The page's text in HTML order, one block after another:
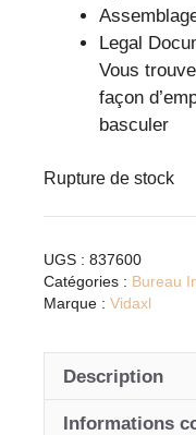
Legal
Vous
façon
basculer
Rupture de stock
UGS : 837600
Catégories : Bureau
Marque : Vidaxl
Description
Informations